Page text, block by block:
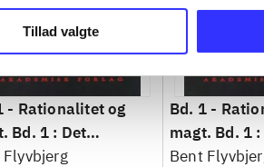
Tillad valgte
- Rationalitet og
Bd. 1 : Det
videnskab
Flyvbjerg
Bd. 1 -
magt. Bd. 1
konkretes
Bent